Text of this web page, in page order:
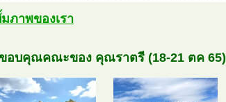
ภาพของเรา
อบคุณคณะของ คุณราตรี (18-21 ตค 65)